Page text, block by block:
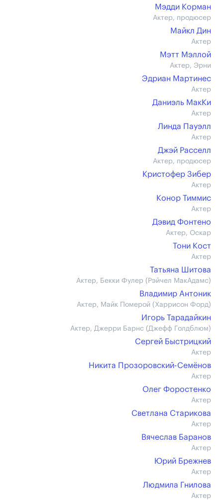
Мэдди Корман
Актер, продюсер
Майкл Дин
Актер
Мэтт Мэллой
Актер, Эрни
Эдриан Мартинес
Актер
Даниэль МакКи
Актер
Линда Пауэлл
Актер
Джэй Расселл
Актер, продюсер
Кристофер Зибер
Актер
Конор Тиммис
Актер
Дэвид Фонтено
Актер, Оскар
Тони Кост
Актер
Татьяна Шитова
Актер, Бекки Фулер (Рэйчел МакАдамс)
Владимир Антоник
Актер, Майк Померой (Харрисон Форд)
Игорь Тарадайкин
Актер, Джерри Барнс (Джефф Голдблюм)
Сергей Быстрицкий
Актер
Никита Прозоровский-Семёнов
Актер
Олег Форостенко
Актер
Светлана Старикова
Актер
Вячеслав Баранов
Актер
Юрий Брежнев
Актер
Людмила Гнилова
Актер